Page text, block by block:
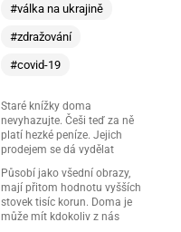
#válka na ukrajině
#zdražování
#covid-19
Staré knížky doma
nevyhazujte. Češi teď za ně
platí hezké peníze. Jejich
prodejem se dá vydělat
Působí jako všední obrazy,
mají přitom hodnotu vyšších
stovek tisíc korun. Doma je
může mít kdokoliv z nás